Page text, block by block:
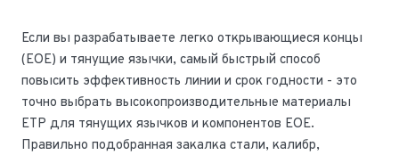
Если вы разрабатываете легко открывающиеся концы
(EOE) и тянущие язычки, самый быстрый способ
повысить эффективность линии и срок годности - это
точно выбрать высокопроизводительные материалы
ETP для тянущих язычков и компонентов EOE.
Правильно подобранная закалка стали, калибр,